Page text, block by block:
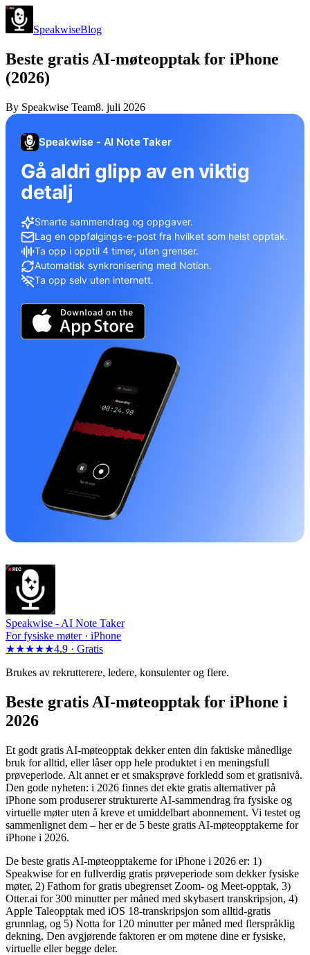
SpeakwiseBlog
Beste gratis AI-møteopptak for iPhone
(2026)
By Speakwise Team8. juli 2026
Speakwise - AI Note Taker
Gå aldri glipp av en viktig
detalj
Smarte sammendrag og oppgaver.
Lag en oppfølgings-e-post fra hvilket som helst opptak.
Ta opp i opptil 4 timer, uten grenser.
Automatisk synkronisering med Notion.
Ta opp selv uten internett.
Speakwise - AI Note Taker
For fysiske møter · iPhone
★★★★★4.9 · Gratis
Brukes av rekrutterere, ledere, konsulenter og flere.
Beste gratis AI-møteopptak for iPhone i
2026
Et godt gratis AI-møteopptak dekker enten din faktiske månedlige
bruk for alltid, eller låser opp hele produktet i en meningsfull
prøveperiode. Alt annet er et smaksprøve forkledd som et gratisnivå.
Den gode nyheten: i 2026 finnes det ekte gratis alternativer på
iPhone som produserer strukturerte AI-sammendrag fra fysiske og
virtuelle møter uten å kreve et umiddelbart abonnement. Vi testet og
sammenlignet dem – her er de 5 beste gratis AI-møteopptakerne for
iPhone i 2026.
De beste gratis AI-møteopptakerne for iPhone i 2026 er: 1)
Speakwise for en fullverdig gratis prøveperiode som dekker fysiske
møter, 2) Fathom for gratis ubegrenset Zoom- og Meet-opptak, 3)
Otter.ai for 300 minutter per måned med skybasert transkripsjon, 4)
Apple Taleopptak med iOS 18-transkripsjon som alltid-gratis
grunnlag, og 5) Notta for 120 minutter per måned med flerspråklig
dekning. Den avgjørende faktoren er om møtene dine er fysiske,
virtuelle eller begge deler.